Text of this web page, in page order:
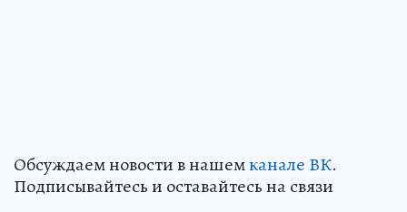
Обсуждаем новости в нашемканале ВК.
Подписывайтесь и оставайтесь на связи